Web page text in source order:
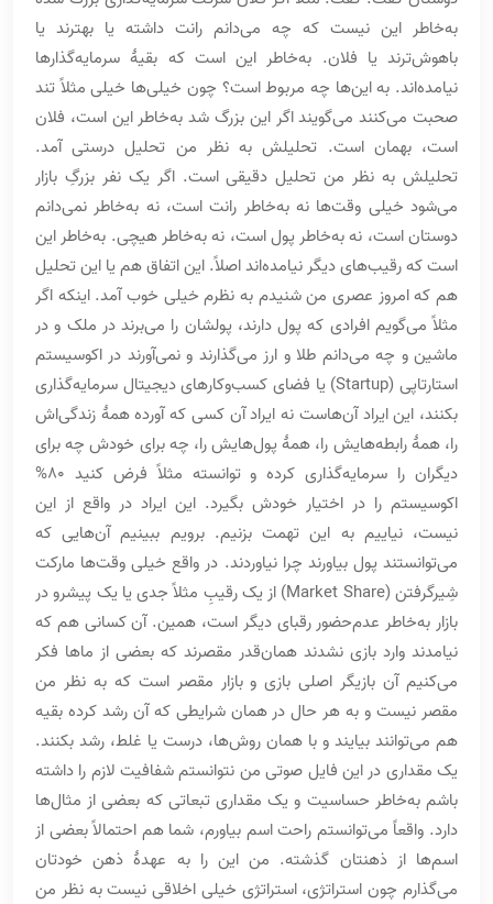
به‌خاطر این نیست که چه می‌دانم رانت داشته یا بهترند یا
باهوش‌ترند یا فلان. به‌خاطر این است که بقیۀ سرمایه‌گذارها
نیامده‌اند. به این‌ها چه مربوط است؟ چون خیلی‌ها خیلی مثلاً تند
صحبت می‌کنند می‌گویند اگر این بزرگ شد به‌خاطر این است، فلان
است، بهمان است. تحلیلش به نظر من تحلیل درستی آمد.
تحلیلش به نظر من تحلیل دقیقی است. اگر یک نفر بزرگِ بازار
می‌شود خیلی وقت‌ها نه به‌خاطر رانت است، نه به‌خاطر نمی‌دانم
دوستان است، نه به‌خاطر پول است، نه به‌خاطر هیچی. به‌خاطر این
است که رقیب‌های دیگر نیامده‌اند اصلاً. این اتفاق هم یا این تحلیل
هم که امروز عصری من شنیدم به نظرم خیلی خوب آمد. اینکه اگر
مثلاً می‌گویم افرادی که پول دارند، پولشان را می‌برند در ملک و در
ماشین و چه می‌دانم طلا و ارز می‌گذارند و نمی‌آورند در اکوسیستم
استارتاپی (Startup) یا فضای کسب‌وکارهای دیجیتال سرمایه‌گذاری
بکنند، این ایراد آن‌هاست نه ایراد آن کسی که آورده همۀ زندگی‌اش
را، همۀ رابطه‌هایش را، همۀ پول‌هایش را، چه برای خودش چه برای
دیگران را سرمایه‌گذاری کرده و توانسته مثلاً فرض کنید 80%
اکوسیستم را در اختیار خودش بگیرد. این ایراد در واقع از این
نیست، نیاییم به این تهمت بزنیم. برویم ببینیم آن‌هایی که
می‌توانستند پول بیاورند چرا نیاوردند. در واقع خیلی وقت‌ها مارکت
شِیرگرفتن (Market Share) از یک رقیبِ مثلاً جدی یا یک پیشرو در
بازار به‌خاطر عدم‌حضور رقبای دیگر است، همین. آن کسانی هم که
نیامدند وارد بازی نشدند همان‌قدر مقصرند که بعضی از ماها فکر
می‌کنیم آن بازیگر اصلی بازی و بازار مقصر است که به نظر من
مقصر نیست و به هر حال در همان شرایطی که آن رشد کرده بقیه
هم می‌توانند بیایند و با همان روش‌ها، درست یا غلط، رشد بکنند.
یک مقداری در این فایل صوتی من نتوانستم شفافیت لازم را داشته
باشم به‌خاطر حساسیت و یک مقداری تبعاتی که بعضی از مثال‌ها
دارد. واقعاً می‌توانستم راحت اسم بیاورم، شما هم احتمالاً بعضی از
اسم‌ها از ذهنتان گذشته. من این را به عهدۀ ذهن خودتان
می‌گذارم چون استراتژی، استراتژی خیلی اخلاقی نیست به نظر من